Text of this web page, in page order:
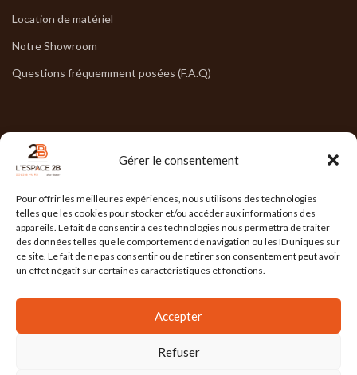
Gérer le consentement
Pour offrir les meilleures expériences, nous utilisons des technologies
telles que les cookies pour stocker et/ou accéder aux informations des
appareils. Le fait de consentir à ces technologies nous permettra de traiter
des données telles que le comportement de navigation ou les ID uniques sur
ce site. Le fait de ne pas consentir ou de retirer son consentement peut avoir
un effet négatif sur certaines caractéristiques et fonctions.
Accepter
Refuser
Location de matériel
Notre Showroom
Questions fréquemment posées (F.A.Q)
NOS HORAIRES
Lun : 7h30/17h30
Mar : 7h30/17h30
Mer : 7h30/17h30
Jeu : 7h30/17h30
l'Agence Ailleurs